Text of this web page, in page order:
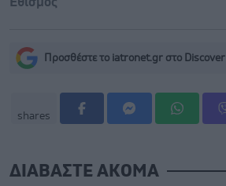
Προσθέστε το iatronet.gr στο Discover
shares
ΔΙΑΒΑΣΤΕ ΑΚΟΜΑ